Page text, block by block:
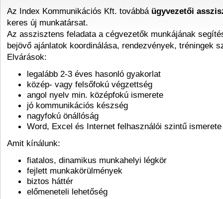
Az Index Kommunikációs Kft. továbbá ügyvezetői
keres új munkatársat.
Az asszisztens feladata a cégvezetők munkájának
bejövő ajánlatok koordinálása, rendezvények, tréningek
Elvárások:
legalább 2-3 éves hasonló gyakorlat
közép- vagy felsőfokú végzettség
angol nyelv min. középfokú ismerete
jó kommunikációs készség
nagyfokú önállóság
Word, Excel és Internet felhasználói szintű ismerete
Amit kínálunk:
fiatalos, dinamikus munkahelyi légkör
fejlett munkakörülmények
biztos háttér
előmeneteli lehetőség